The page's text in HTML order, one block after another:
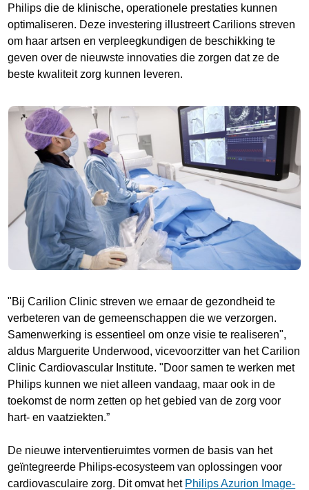
Philips die de klinische, operationele prestaties kunnen
optimaliseren. Deze investering illustreert Carilions streven
om haar artsen en verpleegkundigen de beschikking te
geven over de nieuwste innovaties die zorgen dat ze de
beste kwaliteit zorg kunnen leveren.
"Bij Carilion Clinic streven we ernaar de gezondheid te
verbeteren van de gemeenschappen die we verzorgen.
Samenwerking is essentieel om onze visie te realiseren",
aldus Marguerite Underwood, vicevoorzitter van het Carilion
Clinic Cardiovascular Institute. "Door samen te werken met
Philips kunnen we niet alleen vandaag, maar ook in de
toekomst de norm zetten op het gebied van de zorg voor
hart- en vaatziekten.”
De nieuwe interventieruimtes vormen de basis van het
geïntegreerde Philips-ecosysteem van oplossingen voor
cardiovasculaire zorg. Dit omvat het Philips Azurion Image-